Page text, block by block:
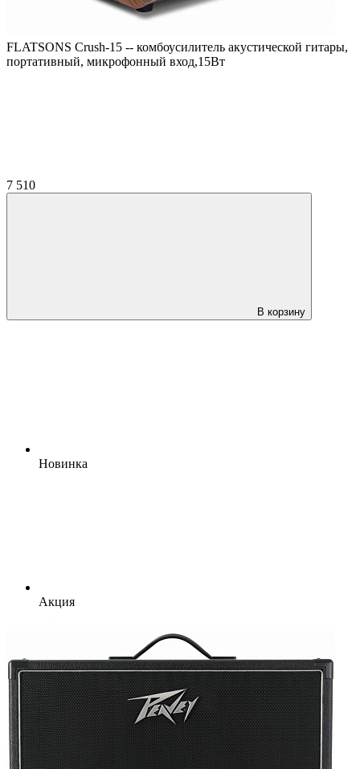
FLATSONS Crush-15 -- комбоусилитель акустической гитары,
портативный, микрофонный вход,15Вт
7 510
В корзину
Новинка
Акция